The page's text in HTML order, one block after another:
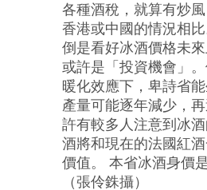
各種酒稅，就算有炒
香港或中國的情況相
倒是看好冰酒價格未
或許是「投資機會」
暖化效應下，卑詩省
產量可能逐年減少，
許有較多人注意到冰
酒將和現在的法國紅
價值。 本省冰酒身價
（張伶銖攝）